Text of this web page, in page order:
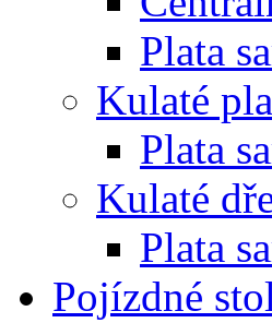
Plata
Kulaté
Plata
Kulaté
Plata
Pojízdné